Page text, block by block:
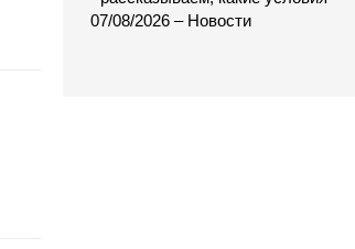
07/08/2026 – Новости